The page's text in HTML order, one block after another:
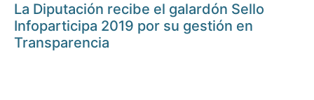
La Diputación recibe el galardón Sello
Infoparticipa 2019 por su gestión en
Transparencia